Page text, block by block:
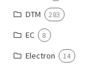
DTM 283
EC 8
Electron 14